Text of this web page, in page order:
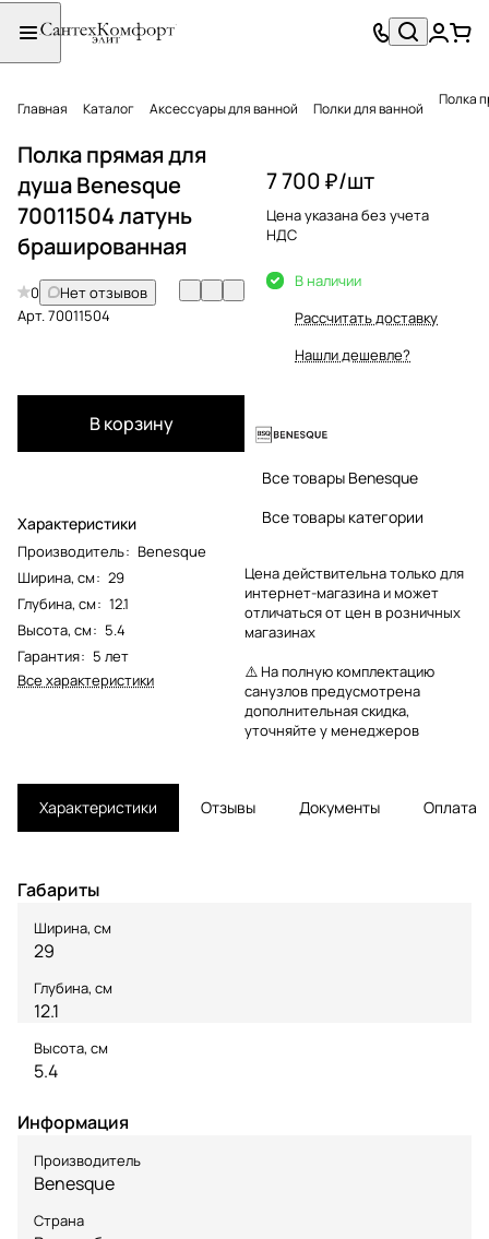
Главная Каталог Аксессуары для ванной Полки для ванной
Полка прямая для
душа Benesque
70011504 латунь
брашированная
0
Нет отзывов
Арт.70011504
В корзину
Характеристики
Производитель: Benesque
Ширина, см: 29
Глубина, см: 12.1
Высота, см: 5.4
Гарантия: 5 лет
Все характеристики
7 700 ₽/шт
Цена указана без учета
НДС
В наличии
Рассчитать доставку
Нашли дешевле?
Все товары Benesque
Все товары категории
Цена действительна только для
интернет-магазина и может
отличаться от цен в розничных
магазинах
⚠️ На полную комплектацию
санузлов предусмотрена
дополнительная скидка,
уточняйте у менеджеров
Характеристики Отзывы Документы Оплата
Габариты
Ширина, см
29
Глубина, см
12.1
Высота, см
5.4
Информация
Производитель
Benesque
Страна